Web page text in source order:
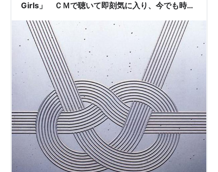
加藤和彦、高橋幸宏、高中正義、小原礼、木村カエラ
なお、英字表記は「Sadistic Mika Band」、89年再結
成時は「Sadistic Mica Band」、06年再結成時は
Sadistic Mikaela Band 」となっている。
Girls」 ＣＭで聴いて即刻気に入り、今でも時々
迫力があって好き （おすすめ名曲名盤）